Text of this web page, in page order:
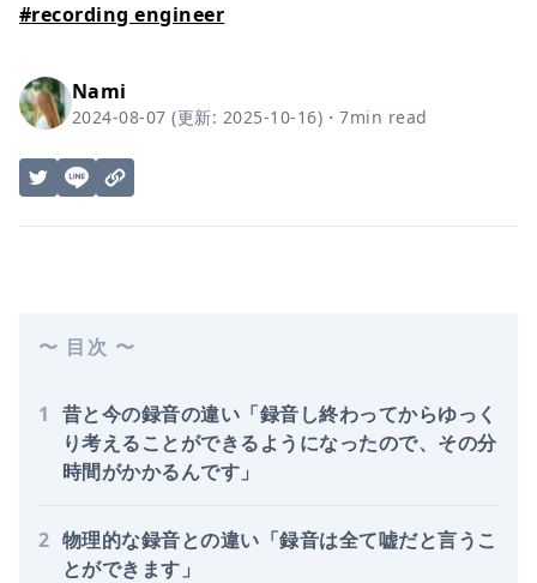
#recording engineer
Nami
2024-08-07 (更新: 2025-10-16) ・7min read
〜 目次 〜
1 昔と今の録音の違い「録音し終わってからゆっく
り考えることができるようになったので、その分
時間がかかるんです」
2 物理的な録音との違い「録音は全て嘘だと言うこ
とができます」